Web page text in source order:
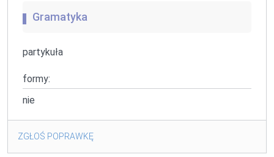
Gramatyka
partykuła
formy:
nie
ZGŁOŚ POPRAWKĘ